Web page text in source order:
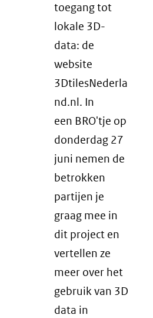
toegang tot
lokale 3D-
data: de
website
3DtilesNederla
nd.nl. In
een BRO'tje op
donderdag 27
juni nemen de
betrokken
partijen je
graag mee in
dit project en
vertellen ze
meer over het
gebruik van 3D
data in